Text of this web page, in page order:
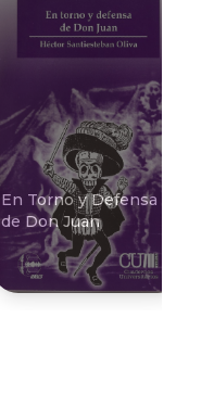
En Torno y Defensa
de Don Juan